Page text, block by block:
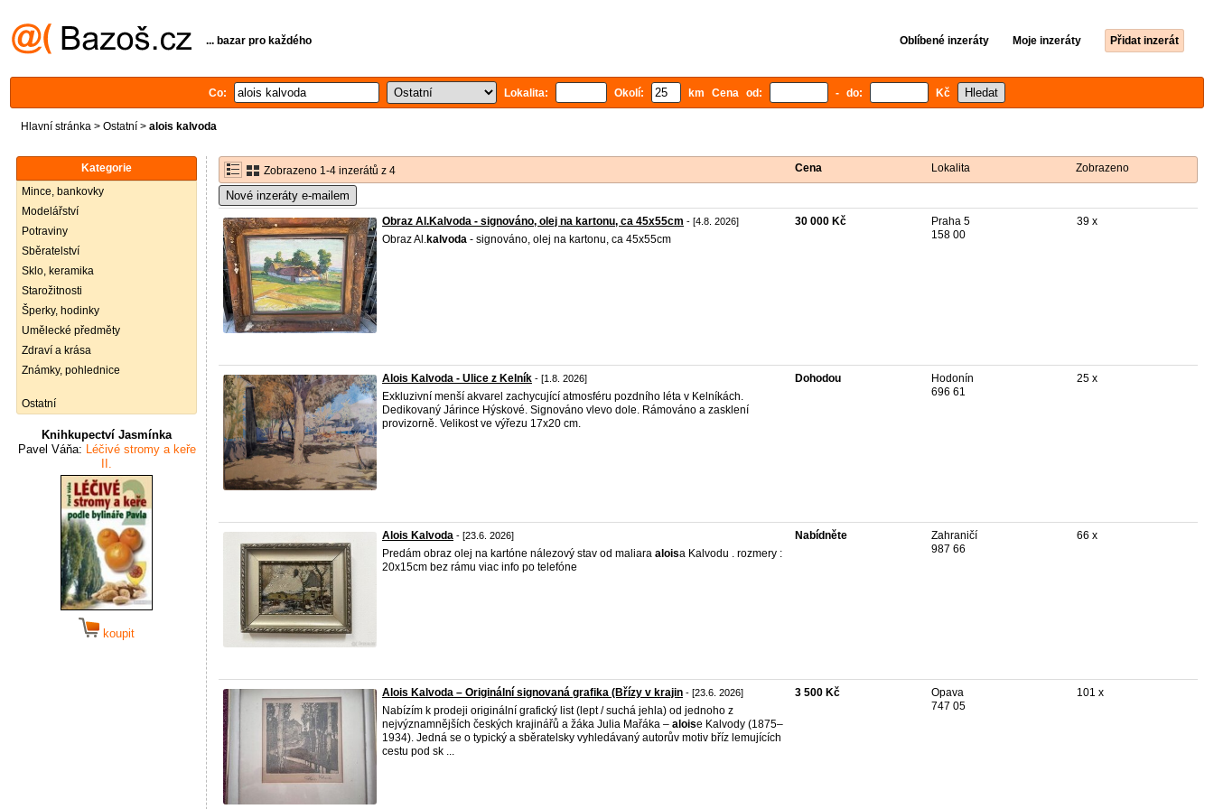
... bazar pro každého Oblíbené inzeráty Moje inzeráty Přidat inzerát
Co: Lokalita: Okolí: km Cena od: - do: Kč
Hlavní stránka > Ostatní > alois kalvoda
Kategorie
Mince, bankovky
Modelářství
Potraviny
Sběratelství
Sklo, keramika
Starožitnosti
Šperky, hodinky
Umělecké předměty
Zdraví a krása
Známky, pohlednice
Ostatní
Knihkupectví Jasmínka
Pavel Váňa: Léčivé stromy a keře
II.
koupit
Zobrazeno 1-4 inzerátů z 4 Cena Lokalita Zobrazeno
Nové inzeráty e-mailem
Obraz Al.Kalvoda - signováno, olej na kartonu, ca 45x55cm - [4.8. 2026]
Obraz Al.kalvoda - signováno, olej na kartonu, ca 45x55cm
30 000 Kč
Praha 5
158 00
39 x
Alois Kalvoda - Ulice z Kelník - [1.8. 2026]
Exkluzivní menší akvarel zachycující atmosféru pozdního léta v Kelníkách.
Dedikovaný Járince Hýskové. Signováno vlevo dole. Rámováno a zasklení
provizorně. Velikost ve výřezu 17x20 cm.
Dohodou
Hodonín
696 61
25 x
Alois Kalvoda - [23.6. 2026]
Predám obraz olej na kartóne nálezový stav od maliara aloisa Kalvodu . rozmery :
20x15cm bez rámu viac info po telefóne
Nabídněte
Zahraničí
987 66
66 x
Alois Kalvoda – Originální signovaná grafika (Břízy v krajin - [23.6. 2026]
Nabízím k prodeji originální grafický list (lept / suchá jehla) od jednoho z
nejvýznamnějších českých krajinářů a žáka Julia Mařáka – aloise Kalvody (1875–
1934). Jedná se o typický a sběratelsky vyhledávaný autorův motiv bříz lemujících
cestu pod sk ...
3 500 Kč
Opava
747 05
101 x